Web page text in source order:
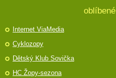
Internet ViaMedia
Cyklozopy
Dětský Klub Sovička
HC Žopy-sezona